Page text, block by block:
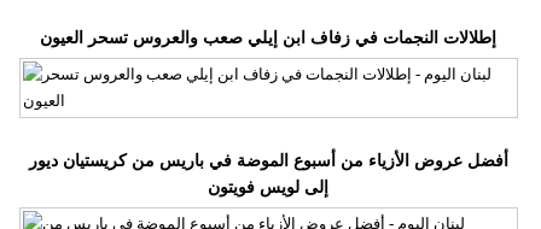
علوم
وتكنولوجيا
بيئة
مدوَّنات
إطلالات النجمات في زفاف ابن إيلي صعب والعروس تسحر العيون
أفضل عروض الأزياء من أسبوع الموضة في باريس من كريستيان ديور
إلى لويس فويتون